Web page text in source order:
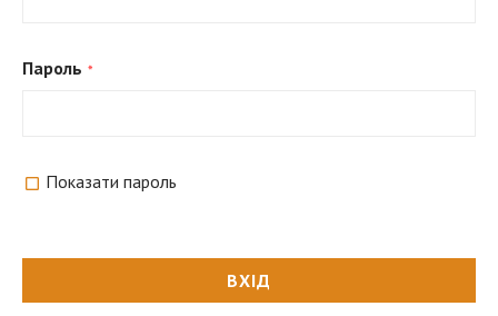
Пароль
Показати пароль
ВХІД